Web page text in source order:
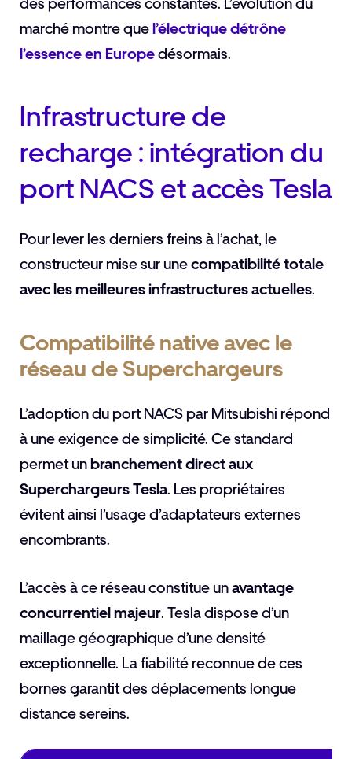
des performances constantes. L’évolution du
marché montre quel’électrique détrône
l’essence en Europedésormais.
Infrastructure de
recharge : intégration du
port NACS et accès Tesla
Pour lever les derniers freins à l’achat, le
constructeur mise sur unecompatibilité totale
avec les meilleures infrastructures actuelles.
Compatibilité native avec le
réseau de Superchargeurs
L’adoption du port NACS par Mitsubishi répond
à une exigence de simplicité. Ce standard
permet unbranchement direct aux
Superchargeurs Tesla. Les propriétaires
évitent ainsi l’usage d’adaptateurs externes
encombrants.
L’accès à ce réseau constitue unavantage
concurrentiel majeur. Tesla dispose d’un
maillage géographique d’une densité
exceptionnelle. La fiabilité reconnue de ces
bornes garantit des déplacements longue
distance sereins.